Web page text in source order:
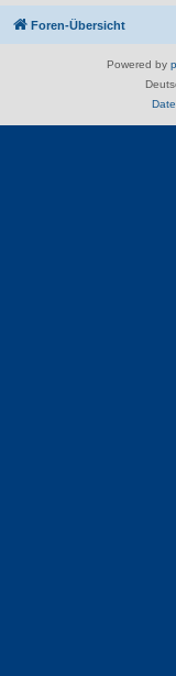
Foren-Übersicht
Powered by